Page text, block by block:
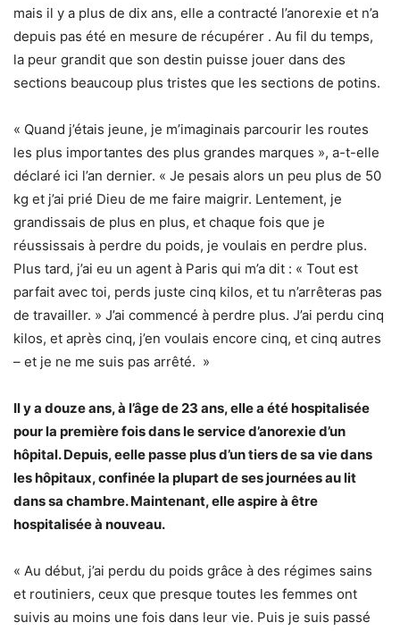
mais il y a plus de dix ans, elle a contracté l’anorexie et n’a
depuis pas été en mesure de récupérer . Au fil du temps,
la peur grandit que son destin puisse jouer dans des
sections beaucoup plus tristes que les sections de potins.
« Quand j’étais jeune, je m’imaginais parcourir les routes
les plus importantes des plus grandes marques », a-t-elle
déclaré ici l’an dernier. « Je pesais alors un peu plus de 50
kg et j’ai prié Dieu de me faire maigrir. Lentement, je
grandissais de plus en plus, et chaque fois que je
réussissais à perdre du poids, je voulais en perdre plus.
Plus tard, j’ai eu un agent à Paris qui m’a dit : « Tout est
parfait avec toi, perds juste cinq kilos, et tu n’arrêteras pas
de travailler. » J’ai commencé à perdre plus. J’ai perdu cinq
kilos, et après cinq, j’en voulais encore cinq, et cinq autres
– et je ne me suis pas arrêté. »
Il y a douze ans, à l’âge de 23 ans, elle a été hospitalisée
pour la première fois dans le service d’anorexie d’un
hôpital. Depuis, eelle passe plus d’un tiers de sa vie dans
les hôpitaux, confinée la plupart de ses journées au lit
dans sa chambre. Maintenant, elle aspire à être
hospitalisée à nouveau.
« Au début, j’ai perdu du poids grâce à des régimes sains
et routiniers, ceux que presque toutes les femmes ont
suivis au moins une fois dans leur vie. Puis je suis passé